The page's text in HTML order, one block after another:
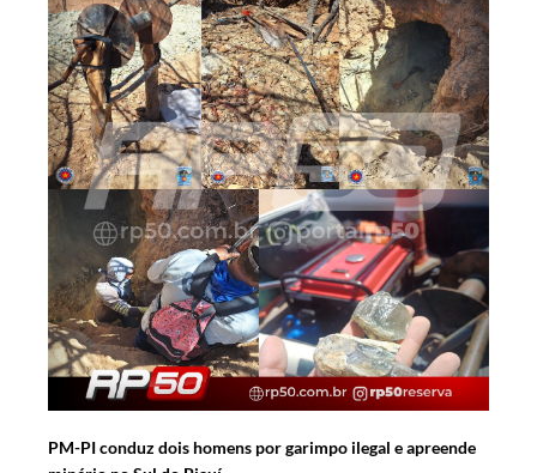
PM-PI conduz dois homens por garimpo ilegal e apreende